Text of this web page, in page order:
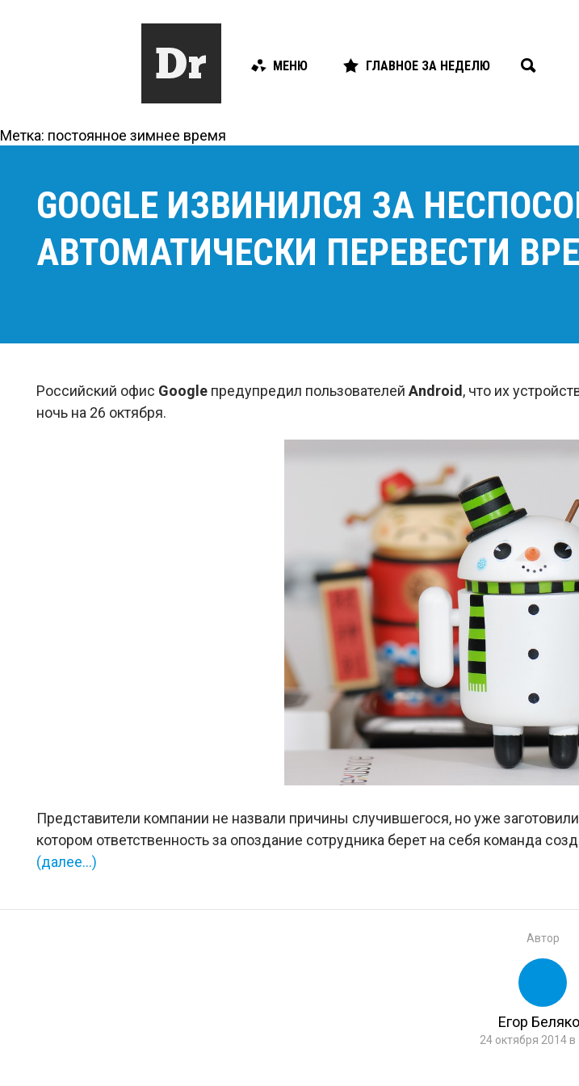
МЕНЮ ГЛАВНОЕ ЗА НЕДЕЛЮ
Метка: постоянное зимнее время
GOOGLE ИЗВИНИЛСЯ ЗА
АВТОМАТИЧЕСКИ ПЕРЕВЕСТИ
Российский офис Google предупредил пользователей Android , что их
ночь на 26 октября.
Представители компании не назвали причины случившегося, но уже
котором ответственность за опоздание сотрудника берет на себя команда
(далее…)
Автор
Егор
24 октября 2014 в